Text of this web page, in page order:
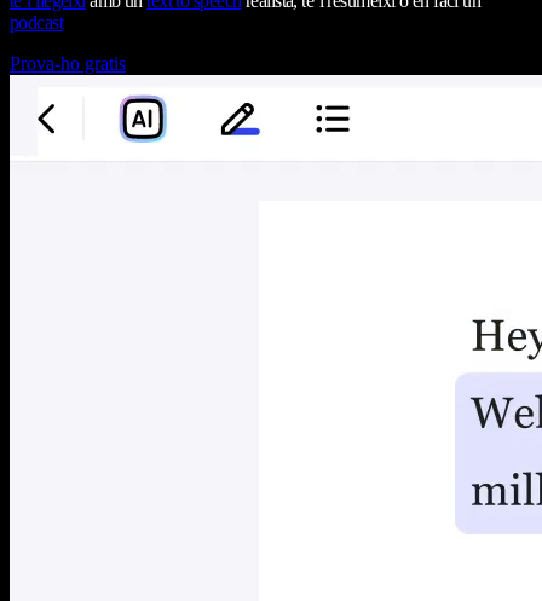
podcast
Prova-ho gratis